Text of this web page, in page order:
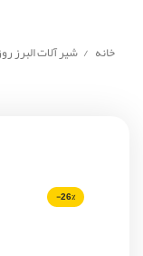
خانه شیر آلات البرز
-26%